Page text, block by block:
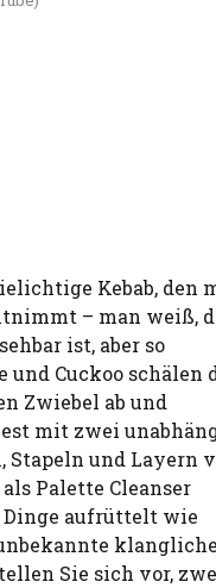
Kebab, den
– man weiß,
ist, aber so
und Cuckoo schälen
Zwiebel ab und
mit zwei
und Layern
Palette Cleanser
Dinge aufrüttelt wie
klangliche
Sie sich vor,